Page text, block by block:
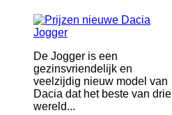
De Jogger is een
gezinsvriendelijk en
veelzijdig nieuw model van
Dacia dat het beste van drie
wereld...